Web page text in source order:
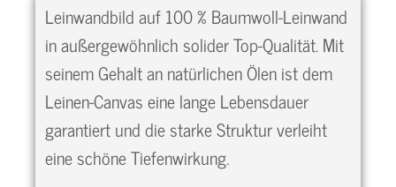
Leinwandbild auf 100 % Baumwoll-Leinwand
in außergewöhnlich solider Top-Qualität. Mit
seinem Gehalt an natürlichen Ölen ist dem
Leinen-Canvas eine lange Lebensdauer
garantiert und die starke Struktur verleiht
eine schöne Tiefenwirkung.